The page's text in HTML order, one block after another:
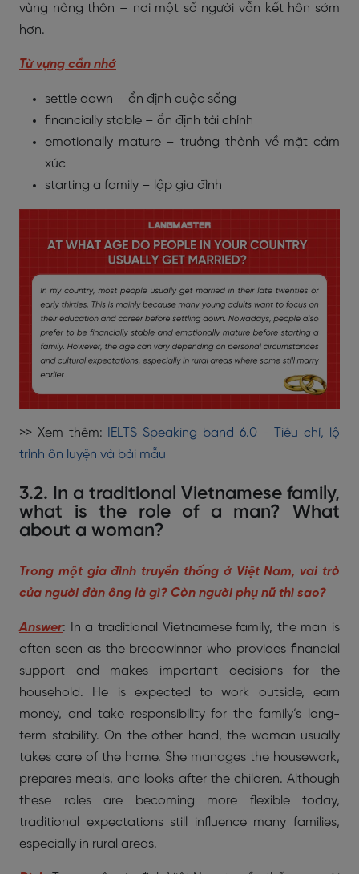
vùng nông thôn – nơi một số người vẫn kết hôn sớm
hơn.
Từ vựng cần nhớ
settle down – ổn định cuộc sống
financially stable – ổn định tài chính
emotionally mature – trưởng thành về mặt cảm
xúc
starting a family – lập gia đình
>> Xem thêm:
IELTS Speaking band 6.0 - Tiêu chí, lộ
trình ôn luyện và bài mẫu
3.2. In a traditional Vietnamese family,
what is the role of a man? What
about a woman?
Trong một gia đình truyền thống ở Việt Nam, vai trò
của người đàn ông là gì? Còn người phụ nữ thì sao?
Answer: In a traditional Vietnamese family, the man is
often seen as the breadwinner who provides financial
support and makes important decisions for the
household. He is expected to work outside, earn
money, and take responsibility for the family’s long-
term stability. On the other hand, the woman usually
takes care of the home. She manages the housework,
prepares meals, and looks after the children. Although
these roles are becoming more flexible today,
traditional expectations still influence many families,
especially in rural areas.